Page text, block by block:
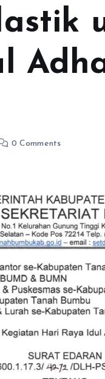
0 Comments